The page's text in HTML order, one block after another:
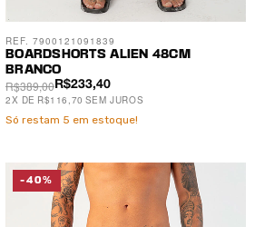
BOARDSHORTS ALIEN 48CM
BRANCO
R$233,40
R$389,00
2X DE R$116,70 SEM JUROS
REF. 7900121091839
Só restam 5 em estoque!
-40%